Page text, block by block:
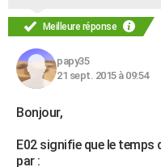
Meilleure réponse
papy35
21 sept. 2015 à 09:54
Bonjour,
E02 signifie que le
par :